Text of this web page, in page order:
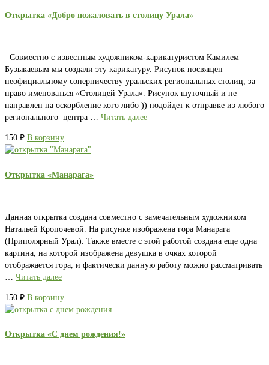
Открытка «Добро пожаловать в столицу Урала»
Совместно с известным художником-карикатуристом Камилем
Бузыкаевым мы создали эту карикатуру. Рисунок посвящен
неофициальному соперничеству уральских региональных столиц, за
право именоваться «Столицей Урала». Рисунок шуточный и не
направлен на оскорбление кого либо )) подойдет к отправке из любого
регионального центра … Читать далее
150 ₽ В корзину
Открытка «Манарага»
Данная открытка создана совместно с замечательным художником
Натальей Кропочевой. На рисунке изображена гора Манарага
(Приполярный Урал). Также вместе с этой работой создана еще одна
картина, на которой изображена девушка в очках которой
отображается гора, и фактически данную работу можно рассматривать
… Читать далее
150 ₽ В корзину
Открытка «С днем рождения!»